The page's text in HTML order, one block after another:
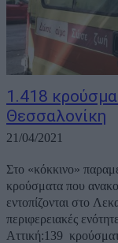
1.418
Θεσσαλονίκη
21/04/2021
Στο «κόκκινο»
κρούσματα που
εντοπίζονται στο Λεκανοπέδιο.
περιφερειακές ενότητες
Αττική:139 κρούσματα Βόρειος Τομέας Αθηνών:169